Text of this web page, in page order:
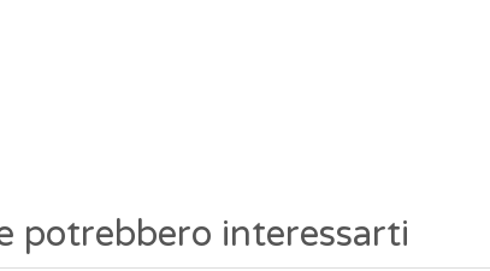
potrebbero interessarti